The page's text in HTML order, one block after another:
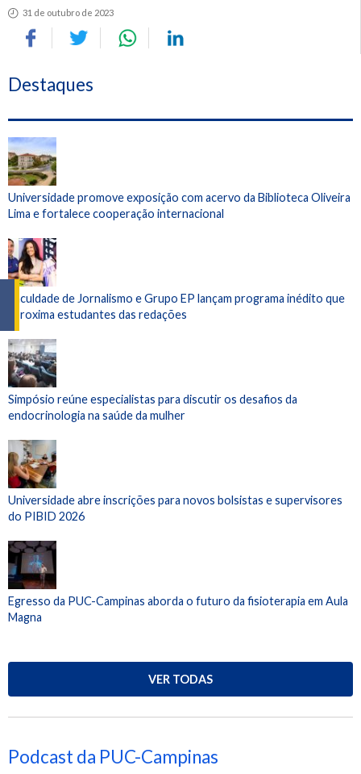
31 de outubro de 2023
Destaques
Universidade promove exposição com acervo da Biblioteca Oliveira
Lima e fortalece cooperação internacional
Faculdade de Jornalismo e Grupo EP lançam programa inédito que
aproxima estudantes das redações
Simpósio reúne especialistas para discutir os desafios da
endocrinologia na saúde da mulher
Universidade abre inscrições para novos bolsistas e supervisores
do PIBID 2026
Egresso da PUC-Campinas aborda o futuro da fisioterapia em Aula
Magna
VER TODAS
Podcast da PUC-Campinas